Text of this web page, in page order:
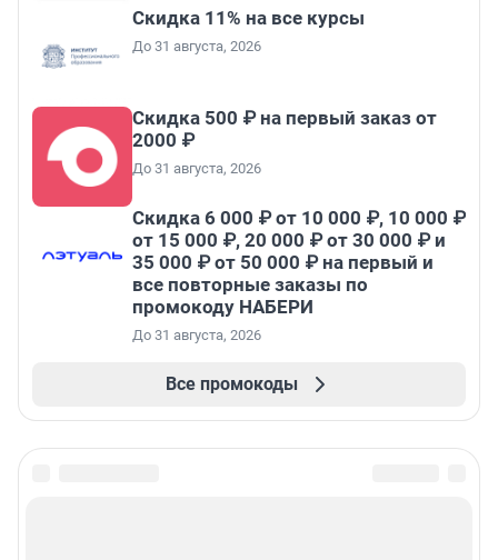
Скидка 11% на все курсы
До 31 августа, 2026
Скидка 500 ₽ на первый заказ от
2000 ₽
До 31 августа, 2026
Скидка 6 000 ₽ от 10 000 ₽, 10 000 ₽
от 15 000 ₽, 20 000 ₽ от 30 000 ₽ и
35 000 ₽ от 50 000 ₽ на первый и
все повторные заказы по
промокоду НАБЕРИ
До 31 августа, 2026
Все промокоды